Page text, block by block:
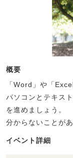
概要
「Word」や「
パソコンとテキス
を進めましょう。
分からないことが
イベント詳細